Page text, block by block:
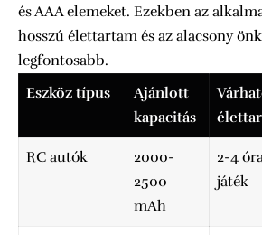
és AAA elemeket. Ezekben az
hosszú élettartam és az alacsony
legfontosabb.
Eszköz típus
Ajánlott
kapacitás
RC autók
2000-
2500
mAh
2-4
játék